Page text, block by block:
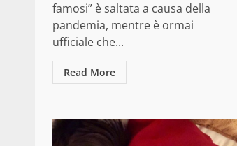
famosi” è saltata a causa della
pandemia, mentre è ormai
ufficiale che...
Read More